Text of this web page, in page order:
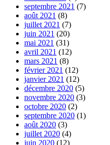
septembre 2021 (7)
août 2021 (8)
juillet 2021 (7)
juin 2021 (20)
mai 2021 (31)
avril 2021 (12)
mars 2021 (8)
février 2021 (12)
janvier 2021 (12)
décembre 2020 (5)
novembre 2020 (3)
octobre 2020 (2)
septembre 2020 (1)
août 2020 (3)
juillet 2020 (4)
juin 2020 (12)